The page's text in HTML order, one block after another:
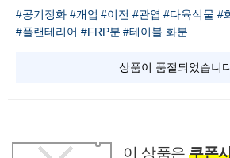
#공기정화 #개업 #이전 #관엽 #다육식물 #
#플랜테리어 #FRP분 #테이블 화분
상품이 품절되었습니
이 상품은 쿠폰